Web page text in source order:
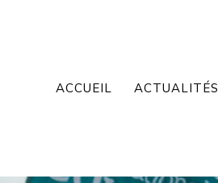
ACCUEIL ACTUALITÉS